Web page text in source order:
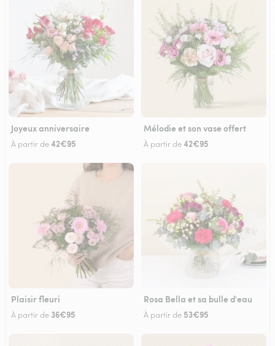
Joyeux anniversaire
À partir de42€95
Mélodie et son vase offert
À partir de42€95
Plaisir fleuri
À partir de 36€95
Rosa Bella et sa bulle d'eau
À partir de 53€95